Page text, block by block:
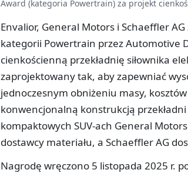
Award (kategoria Powertrain) za projekt
Envalior, General Motors i Schaeffler
kategorii Powertrain przez Automotive
cienkościenną przekładnię siłownika
zaprojektowany tak, aby zapewniać
jednoczesnym obniżeniu masy,
konwencjonalną konstrukcją
kompaktowych SUV-ach General
dostawcy materiału, a Schaeffler AG
Nagrodę wręczono 5 listopada 2025 r.